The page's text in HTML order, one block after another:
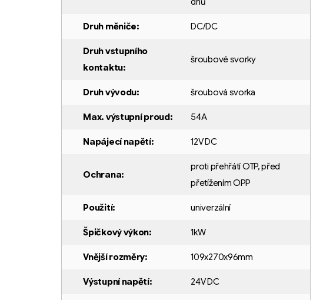
Druh měniče: DC/DC
Druh vstupního
kontaktu:
šroubové svorky
Druh vývodu: šroubová svorka
Max. výstupní proud: 54A
Napájecí napětí: 12V DC
Ochrana:
proti přehřátí OTP,před
přetížením OPP
Použití: univerzální
Špičkový výkon: 1kW
Vnější rozměry: 109x270x96mm
Výstupní napětí: 24V DC